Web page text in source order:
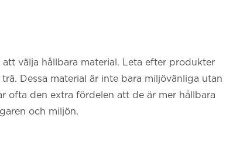
välja hållbara material. Leta efter produkter
Dessa material är inte bara miljövänliga utan
ofta den extra fördelen att de är mer hållbara
och miljön.